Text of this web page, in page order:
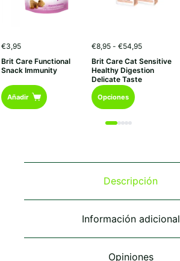
€3,95
Brit Care Functional
Snack Immunity
Añadir
€8,95 - €54,95Rango
precios:
desde
€8,95
Brit Care Cat Sensitive
Healthy Digestion
Delicate Taste
Opciones
Este
producto
múltiples
opciones
pueden
elegir
la
página
Descripción
Información adicional
Opiniones